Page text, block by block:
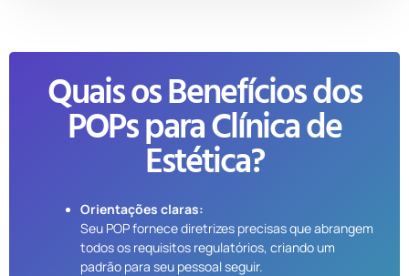
Quais os Benefícios dos
POPs para Clínica de
Estética?
Orientações claras:
Seu POP fornece diretrizes precisas que abrangem
todos os requisitos regulatórios, criando um
padrão para seu pessoal seguir.